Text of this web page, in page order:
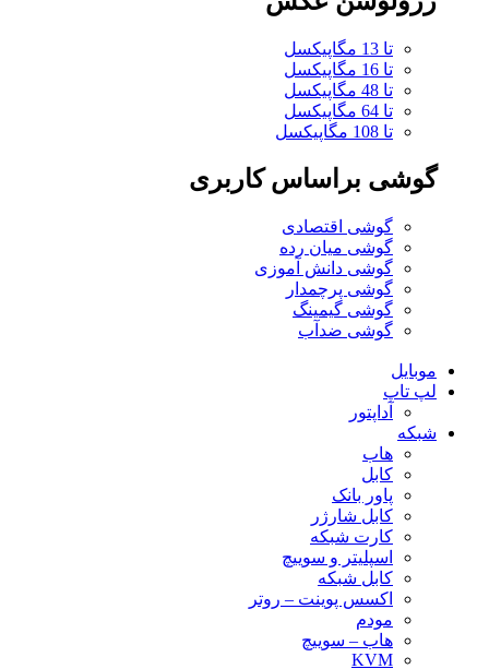
تا 13 مگاپیکسل
تا 16 مگاپیکسل
تا 48 مگاپیکسل
تا 64 مگاپیکسل
تا 108 مگاپیکسل
گوشی براساس کاربری
گوشی اقتصادی
گوشی میان رده
گوشی دانش آموزی
گوشی پرچمدار
گوشی گیمینگ
گوشی ضدآب
موبایل
لپ تاپ
آداپتور
شبکه
هاب
کابل
پاور بانک
کابل شارژر
کارت شبکه
اسپلیتر و سوییچ
کابل شبکه
اکسس پوینت – روتر
مودم
هاب – سوییچ
KVM